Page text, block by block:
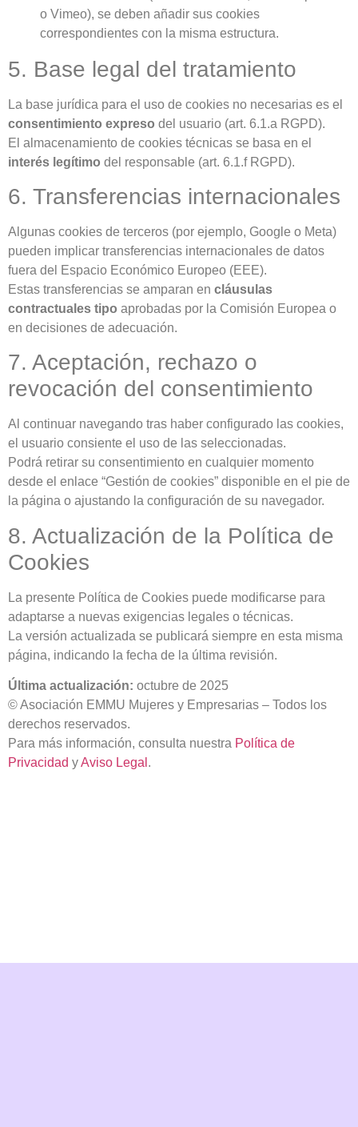
o Vimeo), se deben añadir sus cookies
correspondientes con la misma estructura.
5. Base legal del tratamiento
La base jurídica para el uso de cookies no necesarias es el
consentimiento expreso del usuario (art. 6.1.a RGPD).
El almacenamiento de cookies técnicas se basa en el
interés legítimo del responsable (art. 6.1.f RGPD).
6. Transferencias internacionales
Algunas cookies de terceros (por ejemplo, Google o Meta)
pueden implicar transferencias internacionales de datos
fuera del Espacio Económico Europeo (EEE).
Estas transferencias se amparan en cláusulas
contractuales tipo aprobadas por la Comisión Europea o
en decisiones de adecuación.
7. Aceptación, rechazo o
revocación del consentimiento
Al continuar navegando tras haber configurado las cookies,
el usuario consiente el uso de las seleccionadas.
Podrá retirar su consentimiento en cualquier momento
desde el enlace “Gestión de cookies” disponible en el pie de
la página o ajustando la configuración de su navegador.
8. Actualización de la Política de
Cookies
La presente Política de Cookies puede modificarse para
adaptarse a nuevas exigencias legales o técnicas.
La versión actualizada se publicará siempre en esta misma
página, indicando la fecha de la última revisión.
Última actualización: octubre de 2025
© Asociación EMMU Mujeres y Empresarias – Todos los
derechos reservados.
Para más información, consulta nuestra Política de
Privacidad yAviso Legal .